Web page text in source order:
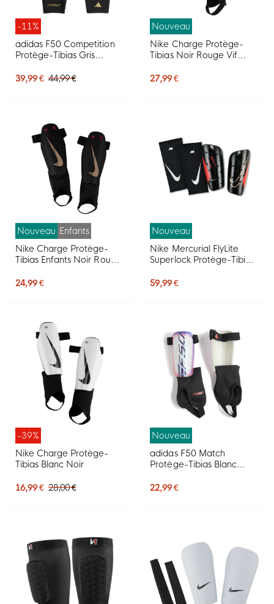
-11%
adidas F50 Competition
Protège-Tibias Gris
39,99 € 44,99 €
Nouveau
Nike Charge Protège-
Tibias Noir Rouge Vif
27,99 €
Nouveau Enfants
Nike Charge Protège-
Tibias Enfants Noir Rouge
24,99 €
Nouveau
Nike Mercurial FlyLite
Superlock Protège-Tibias
59,99 €
-39%
Nike Charge Protège-
Tibias Blanc Noir
16,99 € 28,00 €
Nouveau
adidas F50 Match
Protège-Tibias Blanc
22,99 €